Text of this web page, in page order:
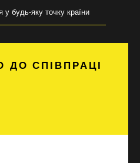
будь-яку точку країни
СПІВПРАЦІ